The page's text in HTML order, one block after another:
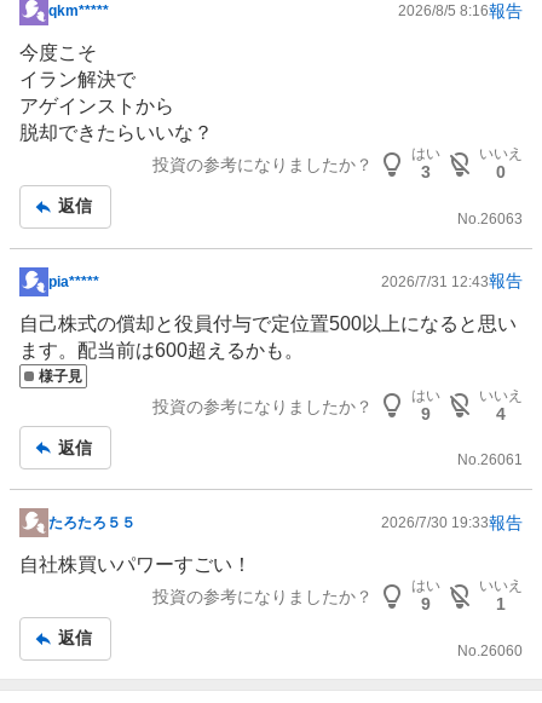
掲
示
板
記
事
qkm***** 2026/8/5 8:16報告
今度こそ
イラン解決で
アゲインストから
脱却できたらいいな？
投資の参考になりましたか？
はい
3
いいえ
0
返信
No. 26063
掲
示
板
記
pia***** 2026/7/31 12:43報告
自己株式の償却と役員付与で定位置500以上になると思い
ます。配当前は600超えるかも。
様子見
投資の参考になりましたか？
はい
9
いいえ
4
返信
No.26061
掲
示
記
事
たろたろ５５ 2026/7/30 19:33報告
自社株買いパワーすごい！
投資の参考になりましたか？
はい
9
いいえ
1
返信
No. 26060